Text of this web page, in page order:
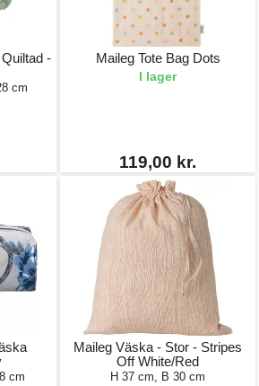
-
cm
Maileg Tote Bag Dots
I lager
119,00 kr.
cm
Maileg Väska - Stor - Stripes
Off White/Red
H 37 cm, B 30 cm